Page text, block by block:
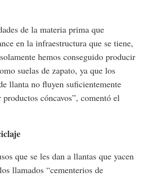
de la materia prima que
en la infraestructura que se tiene,
hemos conseguido producir
suelas de zapato, ya que los
llanta no fluyen suficientemente
cóncavos”, comentó el
que se les dan a llantas que yacen
llamados “cementerios de